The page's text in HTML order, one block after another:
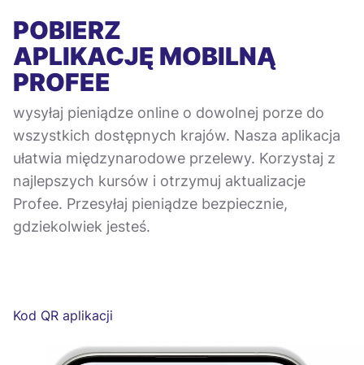
POBIERZ
APLIKACJĘ MOBILNĄ
PROFEE
wysyłaj pieniądze online o dowolnej porze do
wszystkich dostępnych krajów. Nasza aplikacja
ułatwia międzynarodowe przelewy. Korzystaj z
najlepszych kursów i otrzymuj aktualizacje
Profee. Przesyłaj pieniądze bezpiecznie,
gdziekolwiek jesteś.
Kod QR aplikacji